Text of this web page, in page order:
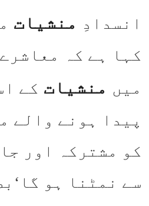
انسدادِ منشیات
کہا ہے کہ معاشرے
میں منشیات کے
پیدا ہونے والے
کو مشترکہ اور
سے نمٹنا ہو